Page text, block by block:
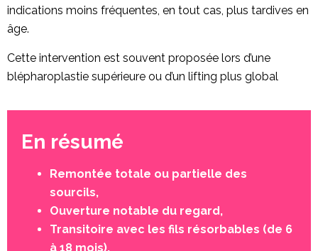
indications moins fréquentes, en tout cas, plus tardives en
âge.
Cette intervention est souvent proposée lors d’une
blépharoplastie supérieure ou d’un lifting plus global
En résumé
Remontée totale ou partielle des
sourcils,
Ouverture notable du regard,
Transitoire avec les fils résorbables (de 6
à 18 mois),